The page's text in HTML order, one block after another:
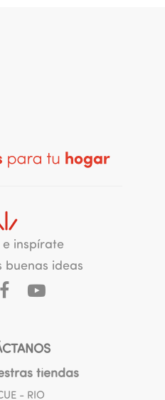
e inspírate
buenas ideas
tiendas
- RIO